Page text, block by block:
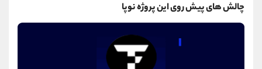
چالش ‌های پیش روی این پروژه نوپا